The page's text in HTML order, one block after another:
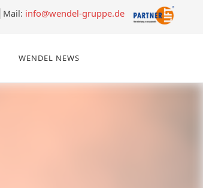
⎪Mail: info@wendel-gruppe.de
WENDEL NEWS